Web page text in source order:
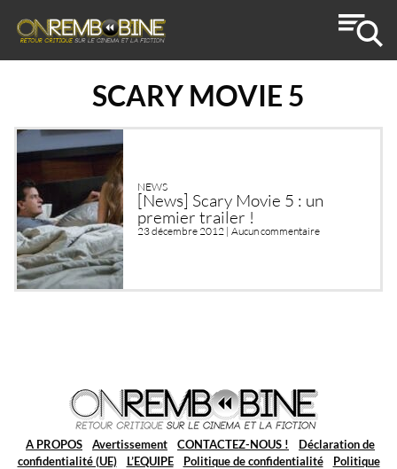
SCARY MOVIE 5
NEWS
[News] Scary Movie 5 : un
premier trailer !
23 décembre 2012 | Aucun commentaire
A PROPOS Avertissement CONTACTEZ-NOUS !
Déclaration de
confidentialité (UE)
L’EQUIPE Politique de confidentialité
Politique